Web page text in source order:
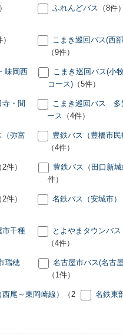
ふれんどバス （8件）
こまき巡回バス(西
（9件）
味岡西
こまき巡回バス(小
コース)（5件）
・間
こまき巡回バス 多
ース （4件）
（弥富
豊鉄バス（豊橋市民
（4件）
2件） 豊鉄バス（田口新城
件）
2件） 名鉄バス（安城市）
市千種
とよやまタウンバ
（4件）
瑞穂
名古屋市バス(名古
（1件）
尾～東岡崎線）
（2
名鉄東